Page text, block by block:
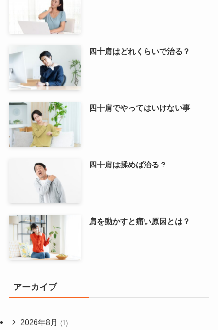
四十肩はどれくらいで治る？
四十肩でやってはいけない事
四十肩は揉めば治る？
肩を動かすと痛い原因とは？
アーカイブ
2026年8月 (1)